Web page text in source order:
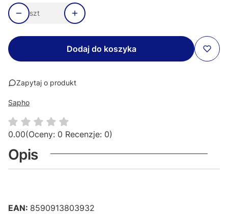
szt
Dodaj do koszyka
Zapytaj o produkt
Sapho
0.00(Oceny: 0 Recenzje: 0)
Opis
EAN: 8590913803932